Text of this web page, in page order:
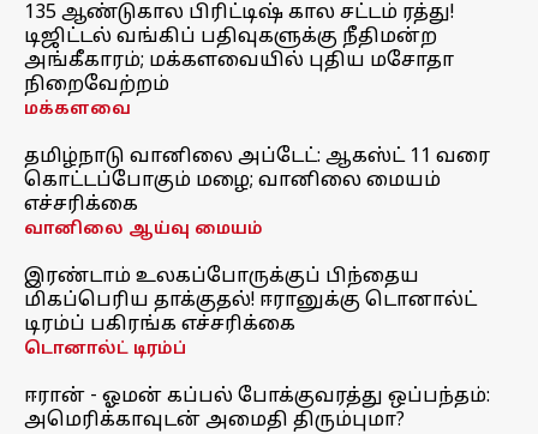
135 ஆண்டுகால பிரிட்டிஷ் கால சட்டம் ரத்து!
டிஜிட்டல் வங்கிப் பதிவுகளுக்கு நீதிமன்ற
அங்கீகாரம்; மக்களவையில் புதிய மசோதா
நிறைவேற்றம்
மக்களவை
தமிழ்நாடு வானிலை அப்டேட்: ஆகஸ்ட் 11 வரை
கொட்டப்போகும் மழை; வானிலை மையம்
எச்சரிக்கை
வானிலை ஆய்வு மையம்
இரண்டாம் உலகப்போருக்குப் பிந்தைய
மிகப்பெரிய தாக்குதல்! ஈரானுக்கு டொனால்ட்
டிரம்ப் பகிரங்க எச்சரிக்கை
டொனால்ட் டிரம்ப்
ஈரான் - ஓமன் கப்பல் போக்குவரத்து ஒப்பந்தம்:
அமெரிக்காவுடன் அமைதி திரும்புமா?